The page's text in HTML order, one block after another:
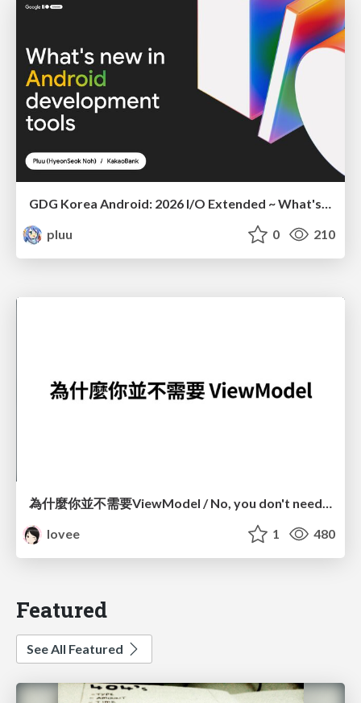
pluu
0 210
為什麼你並不需要ViewModel / No, you don't need a ViewModel
lovee
1 480
Featured
See All Featured